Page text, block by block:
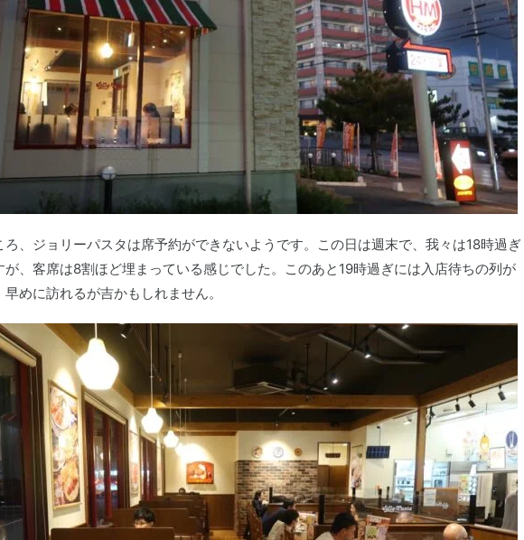
ろ、ジョリーパスタは席予約ができないようです。この日は週末で、我々は18時過ぎ
が、客席は8割ほど埋まっている感じでした。このあと19時過ぎには入店待ちの列が
めに訪れるが吉かもしれません。